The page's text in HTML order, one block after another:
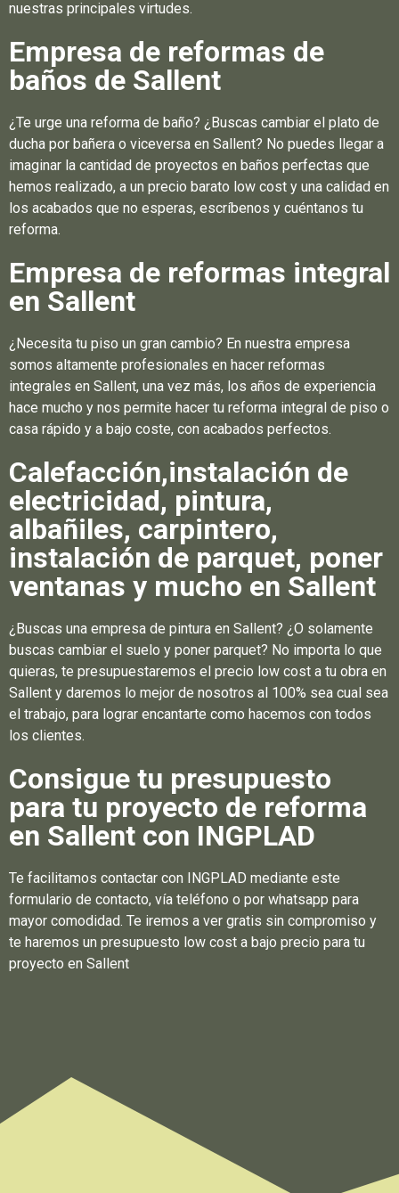
nuestras principales virtudes.
Empresa de reformas de
baños de Sallent
¿Te urge una reforma de baño? ¿Buscas cambiar el plato de
ducha por bañera o viceversa en Sallent? No puedes llegar a
imaginar la cantidad de proyectos en baños perfectas que
hemos realizado, a un precio barato low cost y una calidad en
los acabados que no esperas, escríbenos y cuéntanos tu
reforma.
Empresa de reformas integral
en Sallent
¿Necesita tu piso un gran cambio? En nuestra empresa
somos altamente profesionales en hacer reformas
integrales en Sallent, una vez más, los años de experiencia
hace mucho y nos permite hacer tu reforma integral de piso o
casa rápido y a bajo coste, con acabados perfectos.
Calefacción,instalación de
electricidad, pintura,
albañiles, carpintero,
instalación de parquet, poner
ventanas y mucho en Sallent
¿Buscas una empresa de pintura en Sallent? ¿O solamente
buscas cambiar el suelo y poner parquet? No importa lo que
quieras, te presupuestaremos el precio low cost a tu obra en
Sallent y daremos lo mejor de nosotros al 100% sea cual sea
el trabajo, para lograr encantarte como hacemos con todos
los clientes.
Consigue tu presupuesto
para tu proyecto de reforma
en Sallent con INGPLAD
Te facilitamos contactar con INGPLAD mediante este
formulario de contacto, vía teléfono o por whatsapp para
mayor comodidad. Te iremos a ver gratis sin compromiso y
te haremos un presupuesto low cost a bajo precio para tu
proyecto en Sallent